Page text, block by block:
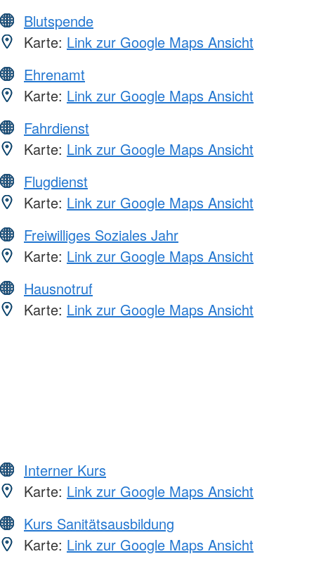
Blutspende
Karte: Link zur Google Maps Ansicht
Ehrenamt
Karte: Link zur Google Maps Ansicht
Fahrdienst
Karte: Link zur Google Maps Ansicht
Flugdienst
Karte: Link zur Google Maps Ansicht
Freiwilliges Soziales Jahr
Karte: Link zur Google Maps Ansicht
Hausnotruf
Karte: Link zur Google Maps Ansicht
Interner Kurs
Karte: Link zur Google Maps Ansicht
Kurs Sanitätsausbildung
Karte: Link zur Google Maps Ansicht